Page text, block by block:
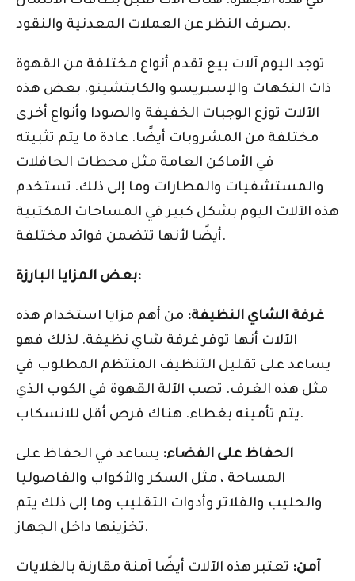
بصرف النظر عن العملات المعدنية والنقود.
توجد اليوم آلات بيع تقدم أنواع مختلفة من القهوة
ذات النكهات والإسبريسو والكابتشينو. بعض هذه
الآلات توزع الوجبات الخفيفة والصودا وأنواع أخرى
مختلفة من المشروبات أيضًا. عادة ما يتم تثبيته
في الأماكن العامة مثل محطات الحافلات
والمستشفيات والمطارات وما إلى ذلك. تستخدم
هذه الآلات اليوم بشكل كبير في المساحات المكتبية
أيضًا لأنها تتضمن فوائد مختلفة.
بعض المزايا البارزة:
غرفة الشاي النظيفة: من أهم مزايا استخدام هذه
الآلات أنها توفر غرفة شاي نظيفة. لذلك فهو
يساعد على تقليل التنظيف المنتظم المطلوب في
مثل هذه الغرف. تصب الآلة القهوة في الكوب الذي
يتم تأمينه بغطاء. هناك فرص أقل للانسكاب.
الحفاظ على الفضاء: يساعد في الحفاظ على
المساحة ، مثل السكر والأكواب والفاصوليا
والحليب والفلاتر وأدوات التقليب وما إلى ذلك يتم
تخزينها داخل الجهاز.
آمن: تعتبر هذه الآلات أيضًا آمنة مقارنة بالغلايات